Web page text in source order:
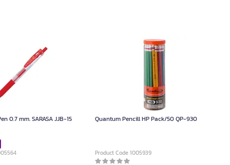
0.7 mm. SARASA JJB-15
Quantum Pencill HP Pack/50 QP-930
Product Code 1005939